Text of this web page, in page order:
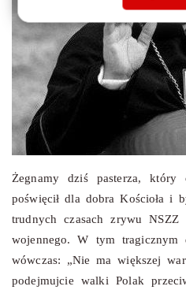
Żegnamy dziś pasterza, który
poświęcił dla dobra Kościoła i
trudnych czasach zrywu NSZZ
wojennego. W tym tragicznym
wówczas: „Nie ma większej
podejmujcie walki Polak